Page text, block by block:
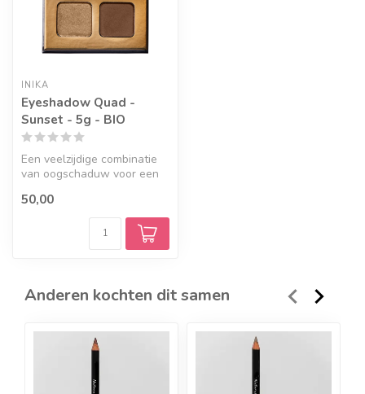
INIKA
Eyeshadow Quad -
Sunset - 5g - BIO
Een veelzijdige combinatie
van oogschaduw voor een
ooglooks...
50,00
Anderen kochten dit samen